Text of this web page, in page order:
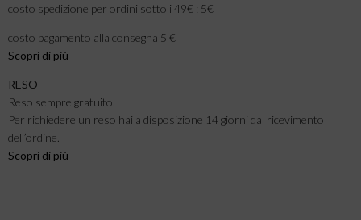
costo spedizione per ordini sotto i 49€ : 5€
costo pagamento alla consegna 5 €
Scopri di più
RESO
Reso sempre gratuito.
Per richiedere un reso hai a disposizione 14 giorni dal ricevimento
dell’ordine.
Scopri di più